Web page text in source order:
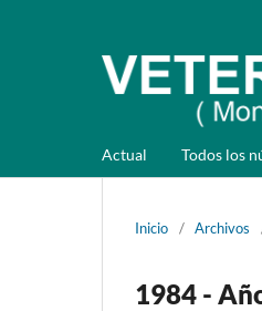
Actual Todos los
Inicio / Archivos
1984 -